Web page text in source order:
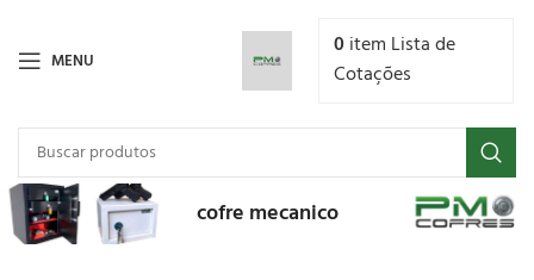
MENU 0 item Lista de
Cotações
cofre mecanico